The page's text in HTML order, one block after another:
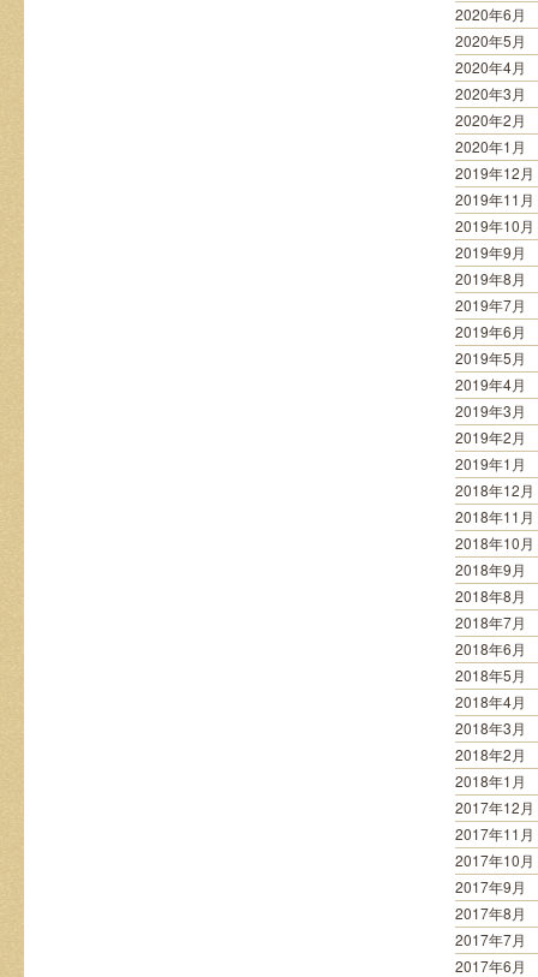
2020年6月
2020年5月
2020年4月
2020年3月
2020年2月
2020年1月
2019年12月
2019年11月
2019年10月
2019年9月
2019年8月
2019年7月
2019年6月
2019年5月
2019年4月
2019年3月
2019年2月
2019年1月
2018年12月
2018年11月
2018年10月
2018年9月
2018年8月
2018年7月
2018年6月
2018年5月
2018年4月
2018年3月
2018年2月
2018年1月
2017年12月
2017年11月
2017年10月
2017年9月
2017年8月
2017年7月
2017年6月